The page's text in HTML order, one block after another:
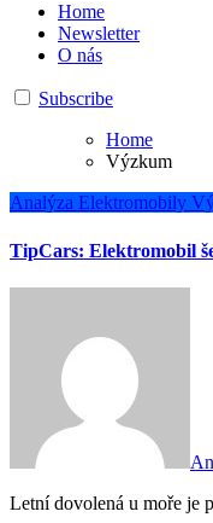
Home
Newsletter
O nás
Subscribe
Home
Výzkum
Analýza Elektromobily
TipCars: Elektromobil
Letní dovolená u moře